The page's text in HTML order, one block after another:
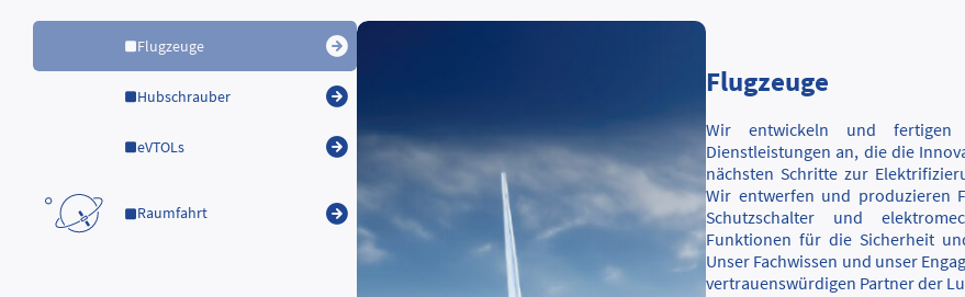
Flugzeuge
Hubschrauber
eVTOLs
Raumfahrt
Flugzeuge
Wir entwickeln und fertigen
Dienstleistungen an, die die
nächsten Schritte zur
Wir entwerfen und produzieren
Schutzschalter und
Funktionen für die Sicherheit
Unser Fachwissen und unser
vertrauenswürdigen Partner der